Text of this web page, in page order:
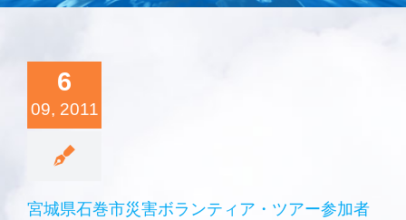
ケアサポート
精華学園高等学校・厚南校
森と海の学校
6
09, 2011
宮城県石巻市災害ボランティア・ツアー参加者